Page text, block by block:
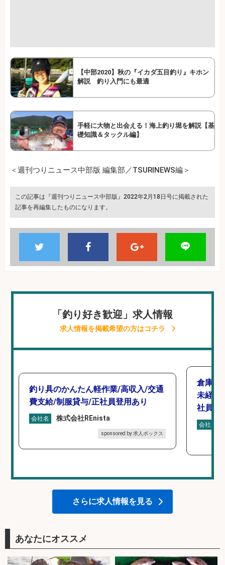
【中部2020】秋の『イカダ五目釣り』キホン
解説 釣り入門にも最適
手軽に大物と出会える！海上釣り堀を解説【基
礎知識＆タックル編】
＜週刊つりニュース中部版 編集部／TSURINEWS編＞
この記事は『週刊つりニュース中部版』2022年2月18日号に掲載された
記事を再編集したものになります。
「釣り好き歓迎」求人情報
求人情報を掲載希望の方はコチラ
釣り具のかんたん軽作業/高収入/交通
費支給/制服貸与/正社員登用あり
会社名 株式会社REnista
sponsored by 求人ボックス
倉庫で
未経験
社員登
会社名
さらに求人情報を見る
あなたにオススメ